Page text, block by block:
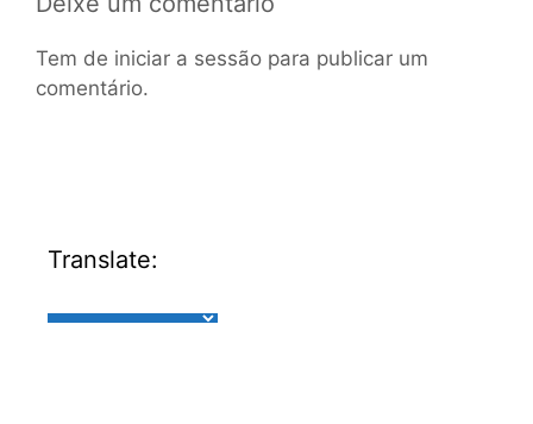
Tem de iniciar a sessão para publicar um
comentário.
Translate: